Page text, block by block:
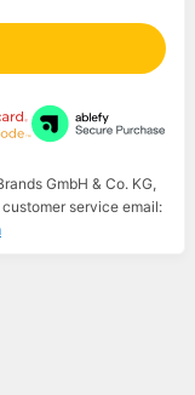
GmbH & Co. KG,
service email: